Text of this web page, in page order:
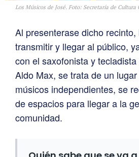
Los Músicos de José. Foto: Secretaría de Cultura
Al presenterase dicho
transmitir y llegar al público,
con el saxofonista y
Aldo Max, se trata de un
músicos independientes, se
de espacios para llegar a la
comunidad.